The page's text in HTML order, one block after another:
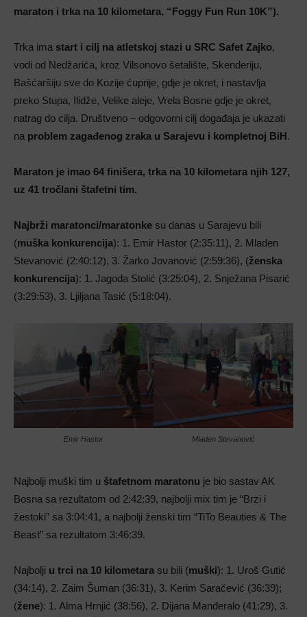
maraton i trka na 10 kilometara, “Foggy Fun Run 10K”).
Trka ima start i cilj na atletskoj stazi u SRC Safet Zajko,
vodi od Nedžarića, kroz Vilsonovo šetalište, Skenderiju,
Bašćaršiju sve do Kozije ćuprije, gdje je okret, i nastavlja
preko Stupa, Ilidže, Velike aleje, Vrela Bosne gdje je okret,
natrag do cilja. Društveno – odgovorni cilj događaja je ukazati
na problem zagađenog zraka u Sarajevu i kompletnoj BiH.
Maraton je imao 64 finišera, trka na 10 kilometara njih 127,
uz 41 tročlani štafetni tim.
Najbrži maratonci/maratonke su danas u Sarajevu bili
(muška konkurencija): 1. Emir Hastor (2:35:11), 2. Mladen
Stevanović (2:40:12), 3. Žarko Jovanović (2:59:36), (ženska
konkurencija): 1. Jagoda Stolić (3:25:04), 2. Snježana Pisarić
(3:29:53), 3. Ljiljana Tasić (5:18:04).
Emir Hastor Mladen Stevanović
Najbolji muški tim u štafetnom maratonu je bio sastav AK
Bosna sa rezultatom od 2:42:39, najbolji mix tim je “Brzi i
žestoki” sa 3:04:41, a najbolji ženski tim “TiTo Beauties & The
Beast” sa rezultatom 3:46:39.
Najbolji u trci na 10 kilometara su bili (muški): 1. Uroš Gutić
(34:14), 2. Zaim Šuman (36:31), 3. Kerim Saračević (36:39);
(žene): 1. Alma Hrnjić (38:56), 2. Dijana Manđeralo (41:29), 3.